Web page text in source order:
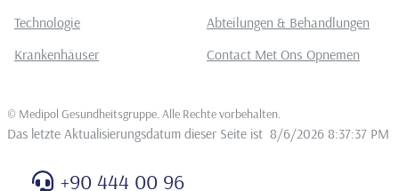
Technologie
Abteilungen & Behandlungen
Krankenhäuser
Contact Met Ons Opnemen
© Medipol Gesundheitsgruppe. Alle Rechte vorbehalten
Das letzte Aktualisierungsdatum dieser Seite ist 8/6/2026 8:37:37 PM
+90 444 00 96